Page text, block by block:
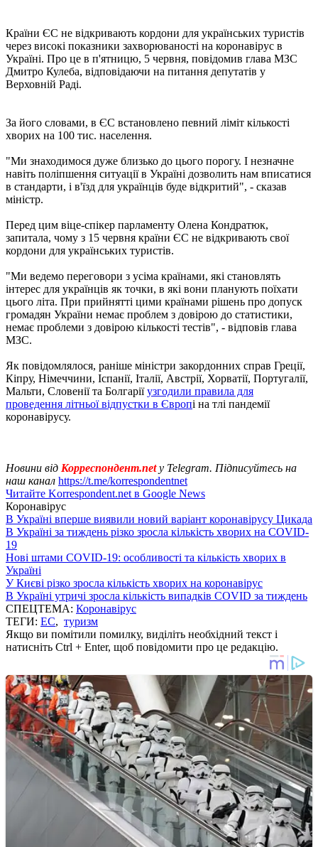
Країни ЄС не відкривають кордони для українських туристів
через високі показники захворюваності на коронавірус в
Україні. Про це в п'ятницю, 5 червня, повідомив глава МЗС
Дмитро Кулеба, відповідаючи на питання депутатів у
Верховній Раді.
За його словами, в ЄС встановлено певний ліміт кількості
хворих на 100 тис. населення.
"Ми знаходимося дуже близько до цього порогу. І незначне
навіть поліпшення ситуації в Україні дозволить нам вписатися
в стандарти, і в'їзд для українців буде відкритий", - сказав
міністр.
Перед цим віце-спікер парламенту Олена Кондратюк,
запитала, чому з 15 червня країни ЄС не відкривають свої
кордони для українських туристів.
"Ми ведемо переговори з усіма країнами, які становлять
інтерес для українців як точки, в які вони планують поїхати
цього літа. При прийнятті цими країнами рішень про допуск
громадян України немає проблем з довірою до статистики,
немає проблеми з довірою кількості тестів", - відповів глава
МЗС.
Як повідомлялося, раніше міністри закордонних справ Греції,
Кіпру, Німеччини, Іспанії, Італії, Австрії, Хорватії, Португалії,
Мальти, Словенії та Болгаріїузгодили правила для
проведення літньої відпустки в Європі на тлі пандемії
коронавірусу.
Новини від Корреспондент.net у Telegram. Підписуйтесь на
наш канал https://t.me/korrespondentnet
Читайте Korrespondent.net в Google News
Коронавірус
В Україні вперше виявили новий варіант коронавірусу Цикада
В Україні за тиждень різко зросла кількість хворих на COVID-
19
Нові штами COVID-19: особливості та кількість хворих в
Україні
У Києві різко зросла кількість хворих на коронавірус
В Україні утричі зросла кількість випадків COVID за тиждень
СПЕЦТЕМА: Коронавірус
ТЕГИ: ЕС, туризм
Якщо ви помітили помилку, виділіть необхідний текст і
натисніть Ctrl + Enter, щоб повідомити про це редакцію.